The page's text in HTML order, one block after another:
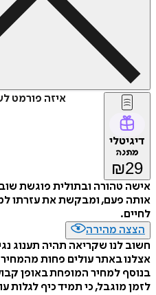
איזה פורמט
דיגיטלי
מתנה
₪29
אישה טהורה ובתולית פוגשת שוב
אותה פעם, ומבקשת את עזרתו
לחיים.
הצצה מהירה
חשוב לנו שקריאה תהיה תענוג
אצלנו באתר עולים פחות
בנוסף למחיר המופחת באופן
לזמן מוגבל, כי תמיד כיף לגלות